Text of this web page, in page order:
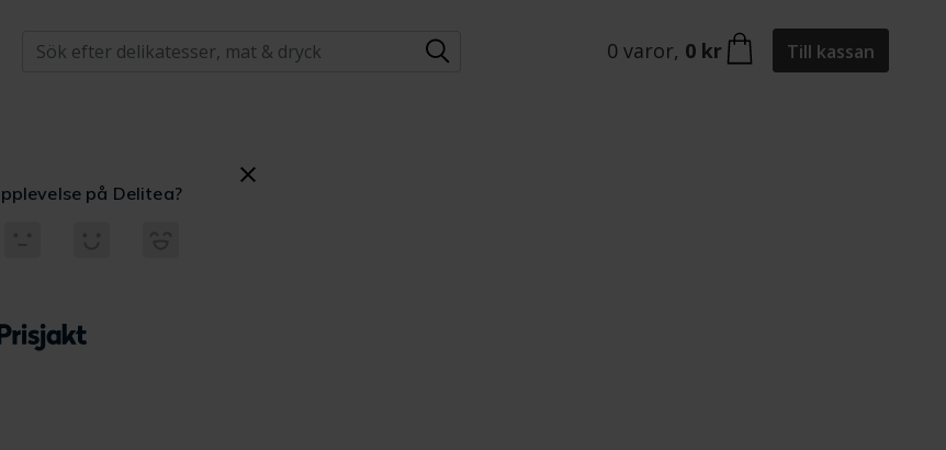
0 varor, 0 kr Till kassan